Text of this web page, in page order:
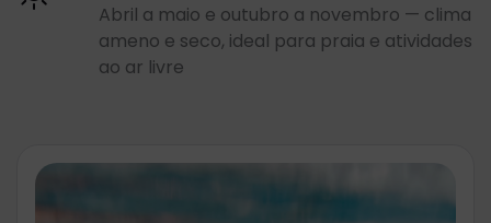
Abril a maio e outubro a novembro — clima
ameno e seco, ideal para praia e atividades
ao ar livre